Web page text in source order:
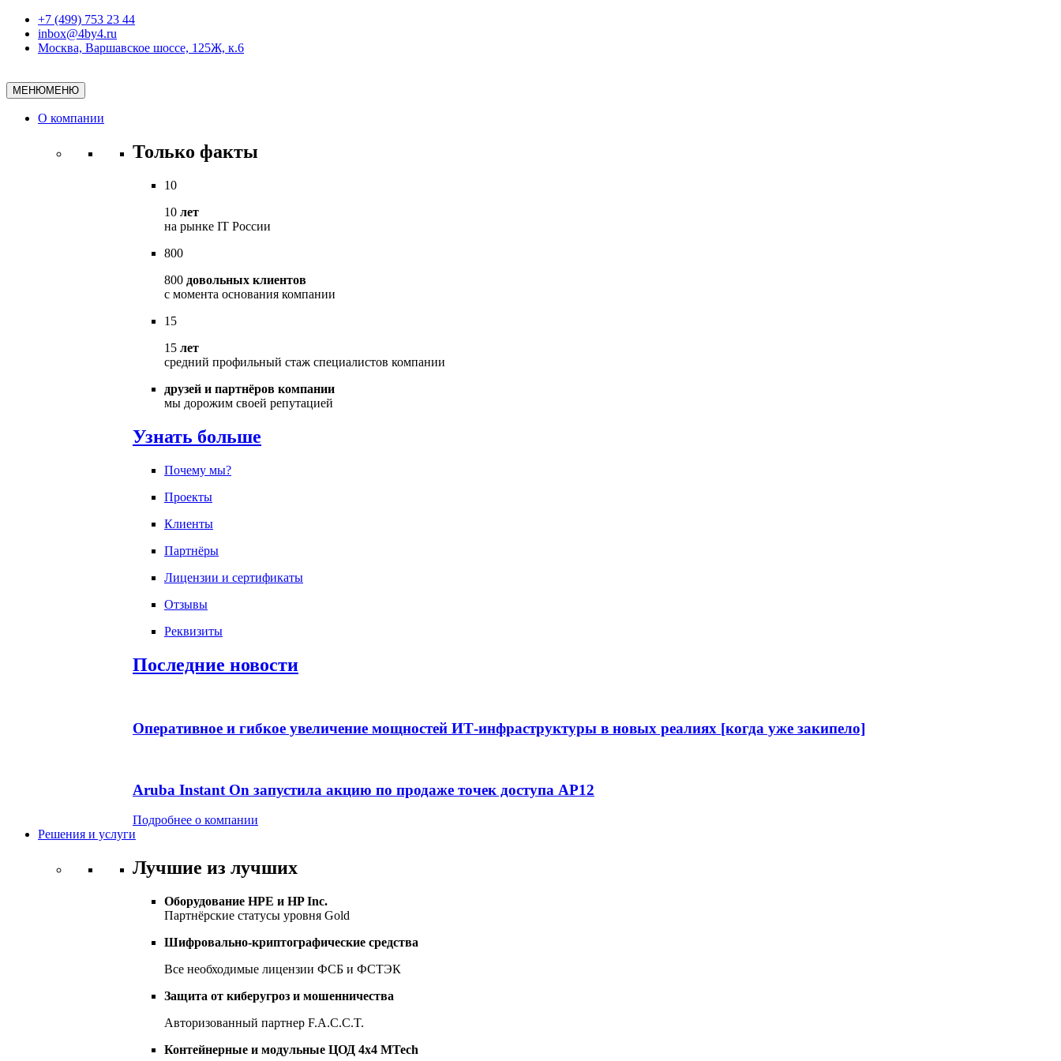
+7 (499) 753 23 44
inbox@4by4.ru
Москва, Варшавское шоссе, 125Ж, к.6
МЕНЮМЕНЮ
О компании
Только факты
10
10 лет
на рынке IT России
800
800 довольных клиентов
с момента основания компании
15
15 лет
средний профильный стаж специалистов компании
друзей и партнёров компании
мы дорожим своей репутацией
Узнать больше
Почему мы?
Проекты
Клиенты
Партнёры
Лицензии и сертификаты
Отзывы
Реквизиты
Последние новости
Оперативное и гибкое увеличение мощностей ИТ-инфраструктуры в новых реалиях [когда уже закипело]
Aruba Instant On запустила акцию по продаже точек доступа AP12
Подробнее о компании
Решения и услуги
Лучшие из лучших
Оборудование HPE и HP Inc.
Партнёрские статусы уровня Gold
Шифровально-криптографические средства
Все необходимые лицензии ФСБ и ФСТЭК
Защита от киберугроз и мошенничества
Авторизованный партнер F.A.C.C.T.
Контейнерные и модульные ЦОД 4х4 MTech